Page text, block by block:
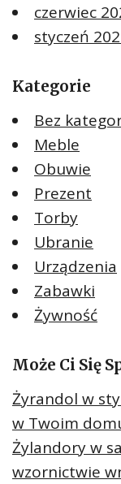
czerwiec
styczeń
Kategorie
Bez
Meble
Obuwie
Prezent
Torby
Ubranie
Urządzenia
Zabawki
Żywność
Może Ci Się
Żyrandol w
w Twoim
Żylandory w
wzornictwie